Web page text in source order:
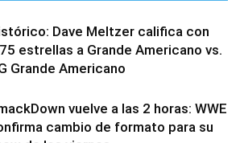
Dave Meltzer califica con
estrellas a Grande Americano vs.
Grande Americano
vuelve a las 2 horas: WWE
cambio de formato para su